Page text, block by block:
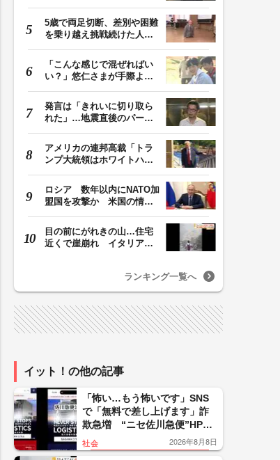
5歳で両足切断、差別や困難
を乗り越え挑戦続けた人
「こんな感じで混ぜればい
い？」悠仁さまが手際よく
発言は「きれいに切り取ら
れた」…地震直後のパーテ
アメリカの連邦高裁「トラ
ンプ大統領はホワイトハウ
ロシア 数年以内にNATO加
盟国を攻撃か 米国の情報
目の前にがれきの山…住宅
近くで崖崩れ イタリア・
ランキング一覧へ
イット！の他の記事
「怖い…もう怖いです」SNS
で「無料で差し上げます」詐
欺急増 “ニセ佐川急便”HPに
誘導、個人情報要求 佐川急
便「断じて許されない」怒り
社会 2026年8月8日